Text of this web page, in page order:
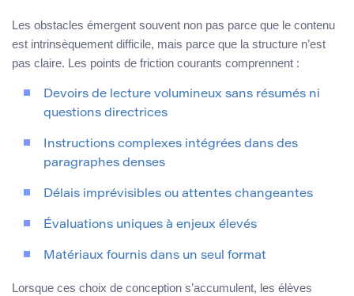
Les obstacles émergent souvent non pas parce que le contenu
est intrinsèquement difficile, mais parce que la structure n’est
pas claire. Les points de friction courants comprennent :
Devoirs de lecture volumineux sans résumés ni
questions directrices
Instructions complexes intégrées dans des
paragraphes denses
Délais imprévisibles ou attentes changeantes
Évaluations uniques à enjeux élevés
Matériaux fournis dans un seul format
Lorsque ces choix de conception s’accumulent, les élèves